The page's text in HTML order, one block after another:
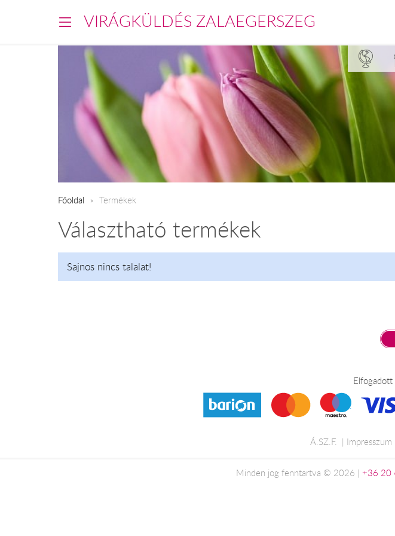
VIRÁGKÜLDÉS ZALAEGERSZEG
Főoldal Termékek
Választható termékek
Sajnos nincs talalat!
Á.SZ.F. Impresszum
Minden jog fenntartva © 2026 | +36 20